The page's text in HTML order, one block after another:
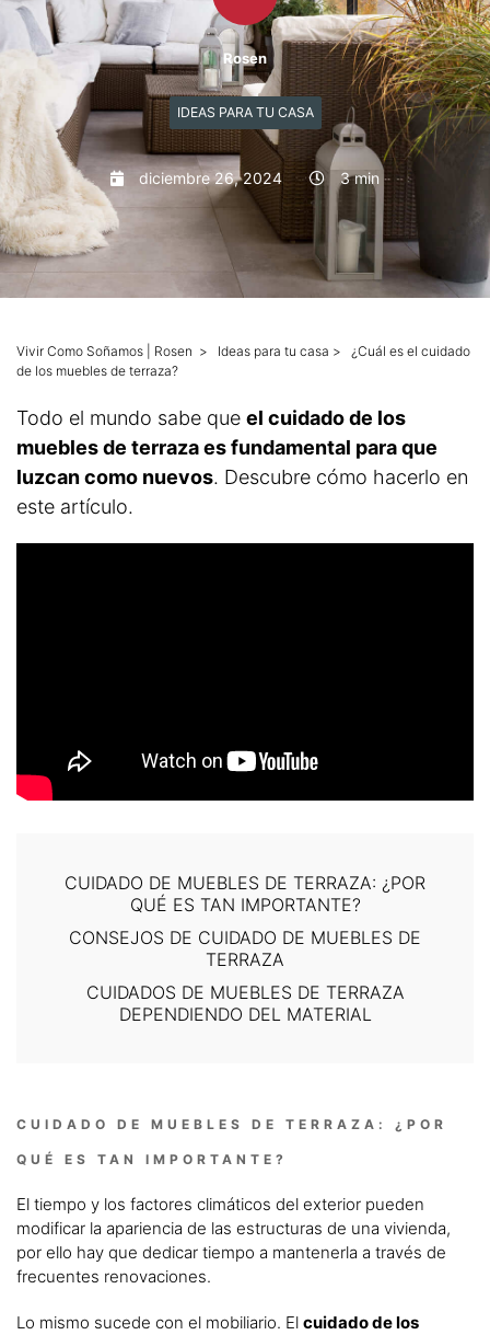
Mascotas
Columnas
Productos
Guías descargables
Rosen
IDEAS PARA TU CASA
diciembre 26, 2024 3 min
Vivir Como Soñamos | Rosen > Ideas para tu casa > ¿Cuál es el cuidado
de los muebles de terraza?
Todo el mundo sabe que el cuidado de los
muebles de terraza es fundamental para que
luzcan como nuevos. Descubre cómo hacerlo en
este artículo.
CUIDADO DE MUEBLES DE TERRAZA: ¿POR
QUÉ ES TAN IMPORTANTE?
CONSEJOS DE CUIDADO DE MUEBLES DE
TERRAZA
CUIDADOS DE MUEBLES DE TERRAZA
DEPENDIENDO DEL MATERIAL
CUIDADO DE MUEBLES DE TERRAZA: ¿POR
QUÉ ES TAN IMPORTANTE?
El tiempo y los factores climáticos del exterior pueden
modificar la apariencia de las estructuras de una vivienda,
por ello hay que dedicar tiempo a mantenerla a través de
frecuentes renovaciones.
Lo mismo sucede con el mobiliario. El cuidado de los